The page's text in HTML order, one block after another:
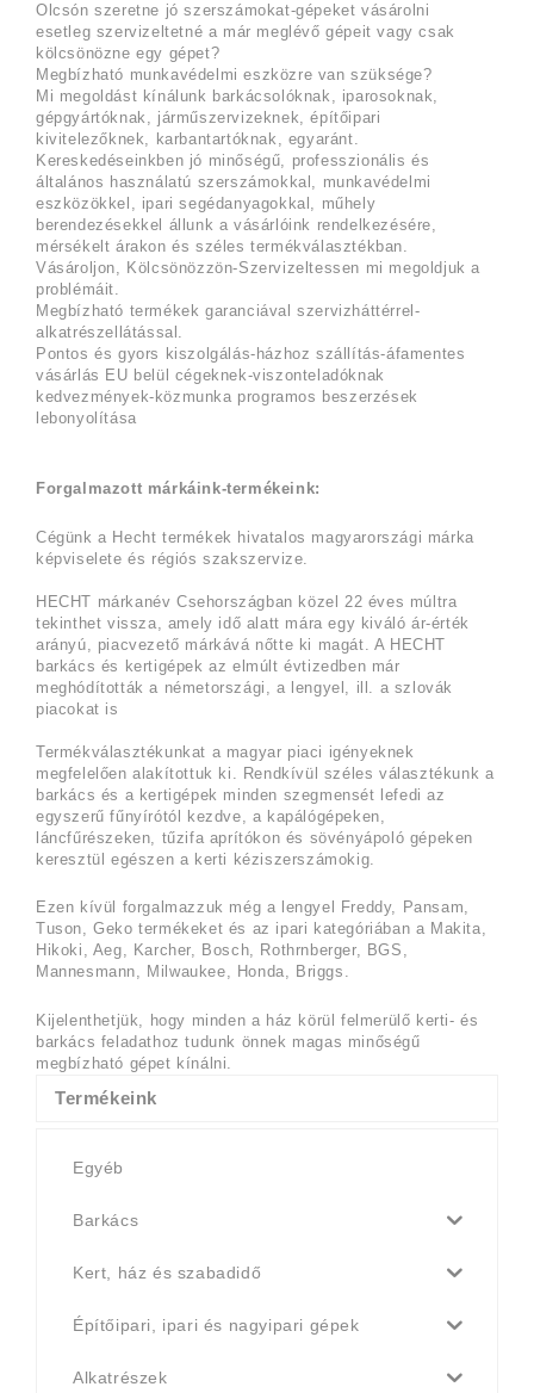
Olcsón szeretne jó szerszámokat-gépeket vásárolni
esetleg szervizeltetné a már meglévő gépeit vagy csak
kölcsönözne egy gépet?
Megbízható munkavédelmi eszközre van szüksége?
Mi megoldást kínálunk barkácsolóknak, iparosoknak,
gépgyártóknak, járműszervizeknek, építőipari
kivitelezőknek, karbantartóknak, egyaránt.
Kereskedéseinkben jó minőségű, professzionális és
általános használatú szerszámokkal, munkavédelmi
eszközökkel, ipari segédanyagokkal, műhely
berendezésekkel állunk a vásárlóink rendelkezésére,
mérsékelt árakon és széles termékválasztékban.
Vásároljon, Kölcsönözzön-Szervizeltessen mi megoldjuk a
problémáit.
Megbízható termékek garanciával szervizháttérrel-
alkatrészellátással.
Pontos és gyors kiszolgálás-házhoz szállítás-áfamentes
vásárlás EU belül cégeknek-viszonteladóknak
kedvezmények-közmunka programos beszerzések
lebonyolítása
Forgalmazott márkáink-termékeink:
Cégünk a Hecht termékek hivatalos magyarországi márka
képviselete és régiós szakszervize.
HECHT márkanév Csehországban közel 22 éves múltra
tekinthet vissza, amely idő alatt mára egy kiváló ár-érték
arányú, piacvezető márkává nőtte ki magát. A HECHT
barkács és kertigépek az elmúlt évtizedben már
meghódították a németországi, a lengyel, ill. a szlovák
piacokat is
Termékválasztékunkat a magyar piaci igényeknek
megfelelően alakítottuk ki. Rendkívül széles választékunk a
barkács és a kertigépek minden szegmensét lefedi az
egyszerű fűnyírótól kezdve, a kapálógépeken,
láncfűrészeken, tűzifa aprítókon és sövényápoló gépeken
keresztül egészen a kerti kéziszerszámokig.
Ezen kívül forgalmazzuk még a lengyel Freddy, Pansam,
Tuson, Geko termékeket és az ipari kategóriában a Makita,
Hikoki, Aeg, Karcher, Bosch, Rothrnberger, BGS,
Mannesmann, Milwaukee, Honda, Briggs.
Kijelenthetjük, hogy minden a ház körül felmerülő kerti- és
barkács feladathoz tudunk önnek magas minőségű
megbízható gépet kínálni.
Termékeink
Egyéb
Barkács
Kert, ház és szabadidő
Építőipari, ipari és nagyipari gépek
Alkatrészek